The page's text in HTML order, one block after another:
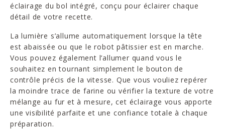
éclairage du bol intégré, conçu pour éclairer chaque
détail de votre recette.
La lumière s’allume automatiquement lorsque la tête
est abaissée ou que le robot pâtissier est en marche.
Vous pouvez également l’allumer quand vous le
souhaitez en tournant simplement le bouton de
contrôle précis de la vitesse. Que vous vouliez repérer
la moindre trace de farine ou vérifier la texture de votre
mélange au fur et à mesure, cet éclairage vous apporte
une visibilité parfaite et une confiance totale à chaque
préparation.